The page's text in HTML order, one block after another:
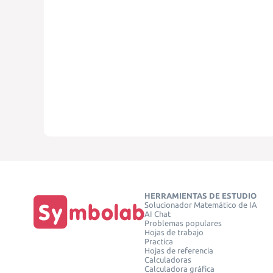
HERRAMIENTAS DE ESTUDIO
Solucionador Matemático de IA
AI Chat
Problemas populares
Hojas de trabajo
Practica
Hojas de referencia
Calculadoras
Calculadora gráfica